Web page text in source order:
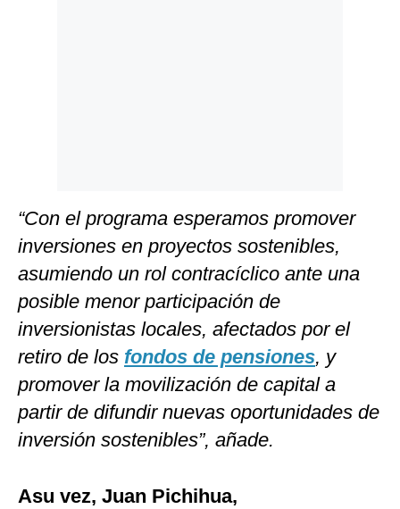
“Con el programa esperamos promover
inversiones en proyectos sostenibles,
asumiendo un rol contracíclico ante una
posible menor participación de
inversionistas locales, afectados por el
retiro de los fondos de pensiones, y
promover la movilización de capital a
partir de difundir nuevas oportunidades de
inversión sostenibles”, añade.
Asu vez, Juan Pichihua,